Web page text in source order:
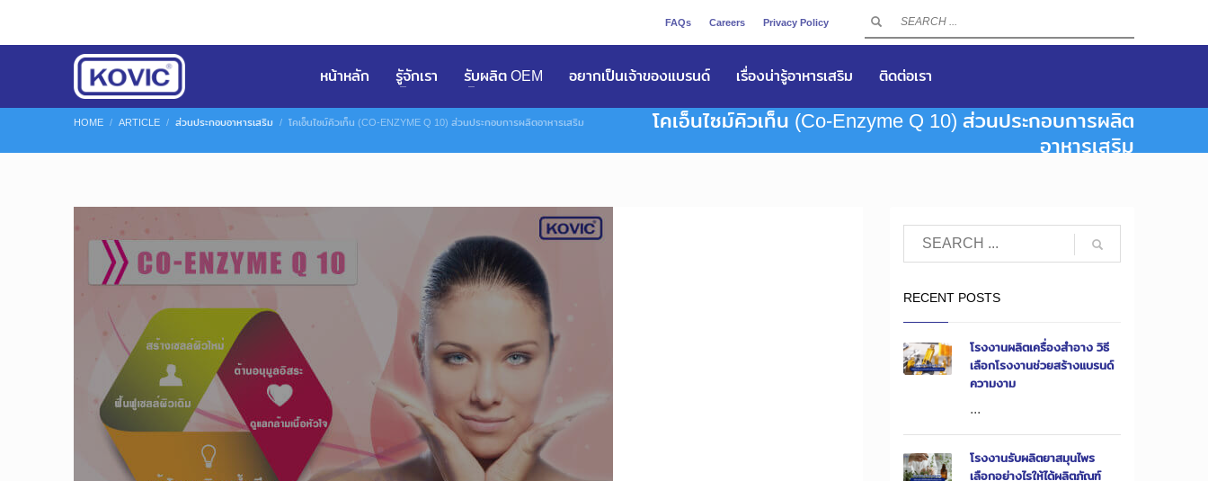
FAQs Careers Privacy Policy
หน้าหลัก รูัจักเรา รับผลิต OEM อยากเป็นเจ้าของแบรนด์ เรื่องน่ารู้อาหารเสริม ติดต่อเรา
HOME ARTICLE ส่วนประกอบอาหารเสริม โคเอ็นไซม์คิวเท็น (CO-ENZYME Q 10) ส่วนประกอบการผลิตอาหารเสริม
โคเอ็นไซม์คิวเท็น (Co-Enzyme Q 10) ส่วนประกอบการผลิต
อาหารเสริม
RECENT POSTS
โรงงานผลิตเครื่องสำอาง วิธี
เลือกโรงงานช่วยสร้างแบรนด์
ความงาม
...
โรงงานรับผลิตยาสมุนไพร
เลือกอย่างไรให้ได้ผลิตภัณฑ์